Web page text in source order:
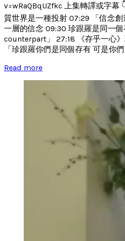
v=wRaQBqUZfkc 上集轉譯或字幕
質世界是一種投射 07:29 「信念
一層的信念 09:30 珍跟羅是同一
counterpart」 27:18 《存乎一心
「珍跟羅你們是同個存有 可是你
Read more